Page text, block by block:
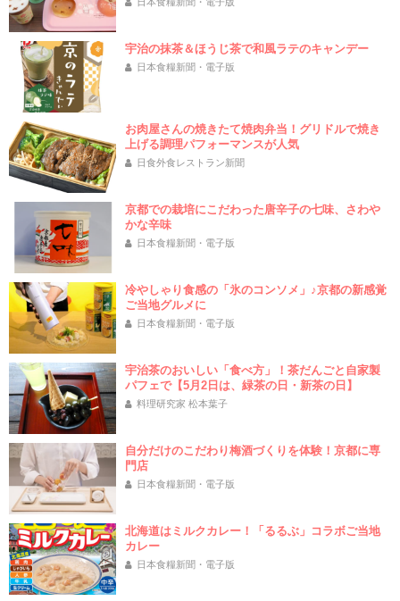
宇治の抹茶＆ほうじ茶で和風ラテのキャンデー
日本食糧新聞・電子版
お肉屋さんの焼きたて焼肉弁当！グリドルで焼き
上げる調理パフォーマンスが人気
日食外食レストラン新聞
京都での栽培にこだわった唐辛子の七味、さわや
かな辛味
日本食糧新聞・電子版
冷やしゃり食感の「氷のコンソメ」♪京都の新感覚
ご当地グルメに
日本食糧新聞・電子版
宇治茶のおいしい「食べ方」！茶だんごと自家製
パフェで【5月2日は、緑茶の日・新茶の日】
料理研究家 松本葉子
自分だけのこだわり梅酒づくりを体験！京都に専
門店
日本食糧新聞・電子版
北海道はミルクカレー！「るるぶ」コラボご当地
カレー
日本食糧新聞・電子版